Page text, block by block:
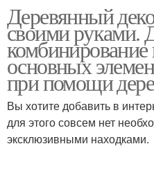
Деревянные спилы
Деревянный
своими руками.
комбинирование
основных
при помощи
Вы хотите добавить в
для этого совсем нет
эксклюзивными находками.